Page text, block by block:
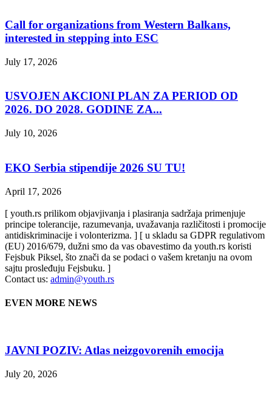
Call for organizations from Western Balkans,
interested in stepping into ESC
July 17, 2026
USVOJEN AKCIONI PLAN ZA PERIOD OD
2026. DO 2028. GODINE ZA...
July 10, 2026
EKO Serbia stipendije 2026 SU TU!
April 17, 2026
[ youth.rs prilikom objavjivanja i plasiranja sadržaja primenjuje
principe tolerancije, razumevanja, uvažavanja različitosti i promocije
antidiskriminacije i volonterizma. ] [ u skladu sa GDPR regulativom
(EU) 2016/679, dužni smo da vas obavestimo da youth.rs koristi
Fejsbuk Piksel, što znači da se podaci o vašem kretanju na ovom
sajtu prosleđuju Fejsbuku. ]
Contact us: admin@youth.rs
EVEN MORE NEWS
JAVNI POZIV: Atlas neizgovorenih emocija
July 20, 2026